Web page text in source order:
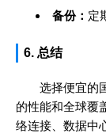
备份： 定
6. 总结
选择便宜的
的性能和全球覆
络连接、数据中